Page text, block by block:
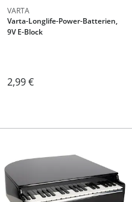
VARTA
Varta-Longlife-Power-Batterien,
9V E-Block
2,99 €